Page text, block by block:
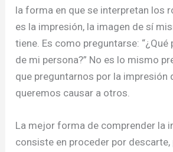
la forma en que se interpretan los
es la impresión, la imagen de sí
tiene. Es como preguntarse: “¿Qué
de mi persona?” No es lo mismo
que preguntarnos por la impresión
queremos causar a otros.
La mejor forma de comprender la
consiste en proceder por